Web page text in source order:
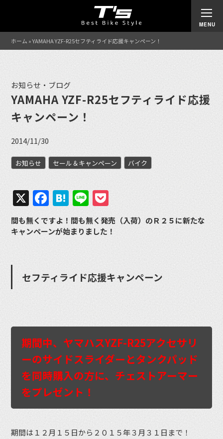
ホーム »YAMAHA YZF-R25セフティライド応援キャンペーン！
お知らせ・ブログ
YAMAHA YZF-R25セフティライド応援
キャンペーン！
2014/11/30
お知らせ セール＆キャンペーン バイク
X Facebook
Hatena
Line
間も無くですよ！間も無く発売（入荷）のＲ２５に新たな
キャンペーンが始まりました！
セフティライド応援キャンペーン
期間中、ヤマハスYZF-R25アクセサリ
ーのサイドスライダーとタンクパッド
を同時購入の方に、チェストアーマー
をプレゼント！
期間は１２月１５日から２０１５年３月３１日まで！